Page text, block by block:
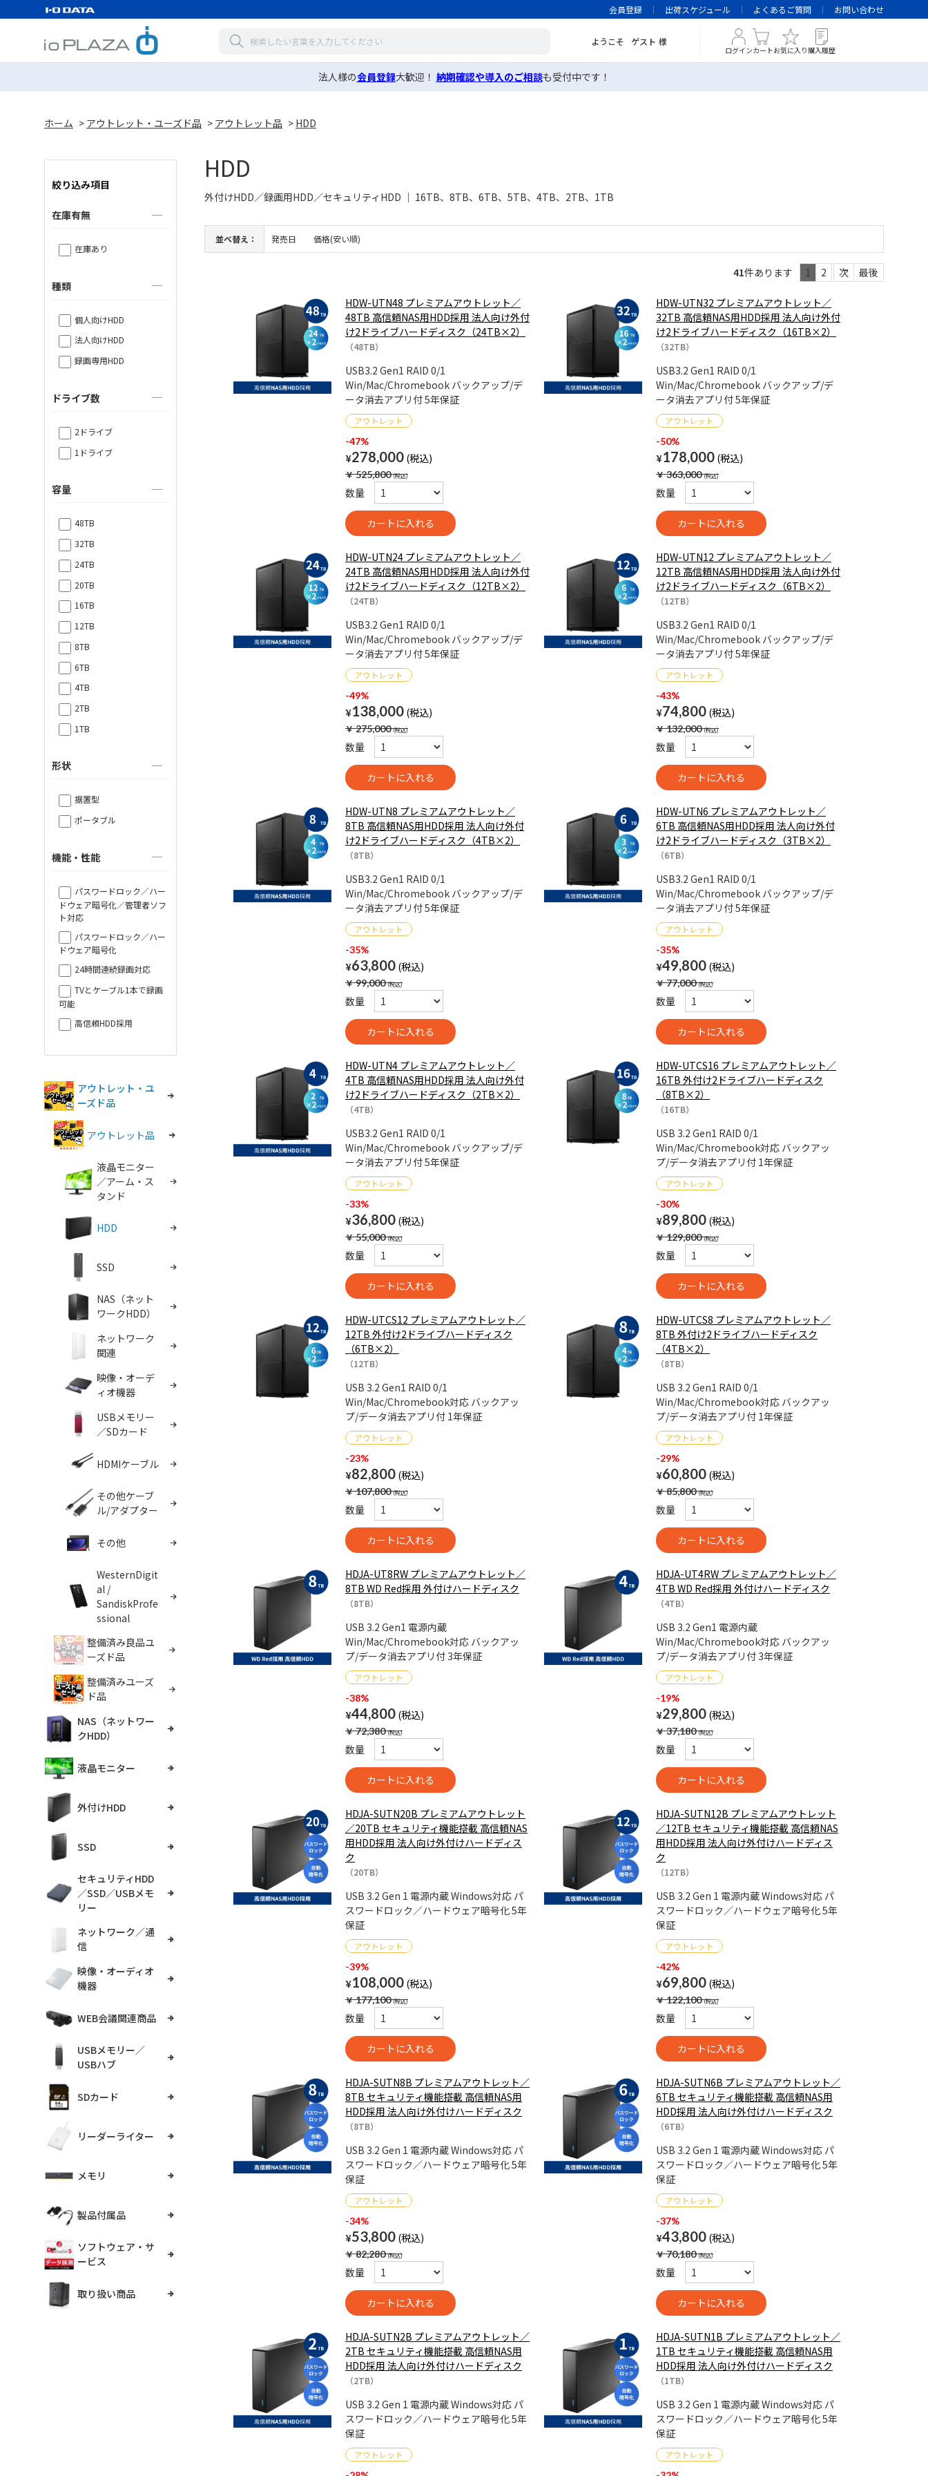
会員登録 出荷スケジュール よくあるご質問 お問い合わせ
ようこそ ゲスト 様
ログインカートお気に入り 購入履歴
法人様の会員登録大歓迎！ 納期確認や導入のご相談も受付中です！
ホーム > アウトレット・ユーズド品 > アウトレット品 > HDD
絞り込み項目
在庫有無
在庫あり
種類
個人向けHDD
法人向けHDD
録画専用HDD
ドライブ数
2ドライブ
1ドライブ
容量
48TB
32TB
24TB
20TB
16TB
12TB
8TB
6TB
4TB
2TB
1TB
形状
据置型
ポータブル
機能・性能
パスワードロック／ハー
ドウェア暗号化／管理者ソフ
ト対応
パスワードロック／ハー
ドウェア暗号化
24時間連続録画対応
TVとケーブル1本で録画
可能
高信頼HDD採用
アウトレット・ユ
ーズド品
アウトレット品
液晶モニター
／アーム・ス
タンド
HDD
SSD
NAS（ネット
ワークHDD）
ネットワーク
関連
映像・オーデ
ィオ機器
USBメモリー
／SDカード
HDMIケーブル
その他ケーブ
ル/アダプター
その他
WesternDigit
al /
SandiskProfe
ssional
整備済み良品ユ
ーズド品
整備済みユーズ
ド品
NAS（ネットワー
クHDD）
液晶モニター
外付けHDD
SSD
セキュリティHDD
／SSD／USBメモ
リー
ネットワーク／通
信
映像・オーディオ
機器
WEB会議関連商品
USBメモリー／
USBハブ
SDカード
リーダーライター
メモリ
製品付属品
ソフトウェア・サ
ービス
取り扱い商品
HDD
外付けHDD／録画用HDD／セキュリティHDD ｜ 16TB、8TB、6TB、5TB、4TB、2TB、1TB
並べ替え： 発売日 価格(安い順)
41件あります 1 2 次 最後
HDW-UTN48 プレミアムアウトレット／
48TB 高信頼NAS用HDD採用 法人向け外付
け2ドライブハードディスク（24TB×2）
（48TB）
USB3.2 Gen1 RAID 0/1
Win/Mac/Chromebook バックアップ/デ
ータ消去アプリ付 5年保証
-47%
¥278,000
￥525,800
数量
HDW-UTN32 プレミアムアウトレット／
32TB 高信頼NAS用HDD採用 法人向け外付
け2ドライブハードディスク（16TB×2）
（32TB）
USB3.2 Gen1 RAID 0/1
Win/Mac/Chromebook バックアップ/デ
ータ消去アプリ付 5年保証
-50%
¥178,000
￥363,000
数量
HDW-UTN24 プレミアムアウトレット／
24TB 高信頼NAS用HDD採用 法人向け外付
け2ドライブハードディスク（12TB×2）
（24TB）
USB3.2 Gen1 RAID 0/1
Win/Mac/Chromebook バックアップ/デ
ータ消去アプリ付 5年保証
-49%
¥138,000
￥275,000
数量
HDW-UTN12 プレミアムアウトレット／
12TB 高信頼NAS用HDD採用 法人向け外付
け2ドライブハードディスク（6TB×2）
（12TB）
USB3.2 Gen1 RAID 0/1
Win/Mac/Chromebook バックアップ/デ
ータ消去アプリ付 5年保証
-43%
¥74,800
￥132,000
数量
HDW-UTN8 プレミアムアウトレット／
8TB 高信頼NAS用HDD採用 法人向け外付
け2ドライブハードディスク（4TB×2）
（8TB）
USB3.2 Gen1 RAID 0/1
Win/Mac/Chromebook バックアップ/デ
ータ消去アプリ付 5年保証
-35%
¥63,800
￥99,000
数量
HDW-UTN6 プレミアムアウトレット／
6TB 高信頼NAS用HDD採用 法人向け外付
け2ドライブハードディスク（3TB×2）
（6TB）
USB3.2 Gen1 RAID 0/1
Win/Mac/Chromebook バックアップ/デ
ータ消去アプリ付 5年保証
-35%
¥49,800
￥77,000
数量
HDW-UTN4 プレミアムアウトレット／
4TB 高信頼NAS用HDD採用 法人向け外付
け2ドライブハードディスク（2TB×2）
（4TB）
USB3.2 Gen1 RAID 0/1
Win/Mac/Chromebook バックアップ/デ
ータ消去アプリ付 5年保証
-33%
¥36,800
￥55,000
数量
HDW-UTCS16 プレミアムアウトレット／
16TB 外付け2ドライブハードディスク
（8TB×2）
（16TB）
USB 3.2 Gen1 RAID 0/1
Win/Mac/Chromebook対応 バックアッ
プ/データ消去アプリ付 1年保証
-30%
¥89,800
￥129,800
数量
HDW-UTCS12 プレミアムアウトレット／
12TB 外付け2ドライブハードディスク
（6TB×2）
（12TB）
USB 3.2 Gen1 RAID 0/1
Win/Mac/Chromebook対応 バックアッ
プ/データ消去アプリ付 1年保証
-23%
¥82,800
￥107,800
数量
HDW-UTCS8 プレミアムアウトレット／
8TB 外付け2ドライブハードディスク
（4TB×2）
（8TB）
USB 3.2 Gen1 RAID 0/1
Win/Mac/Chromebook対応 バックアッ
プ/データ消去アプリ付 1年保証
-29%
¥60,800
￥85,800
数量
HDJA-UT8RW プレミアムアウトレット／
8TB WD Red採用 外付けハードディスク
（8TB）
USB 3.2 Gen1 電源内蔵
Win/Mac/Chromebook対応 バックアッ
プ/データ消去アプリ付 3年保証
-38%
¥44,800
￥72,380
数量
HDJA-UT4RW プレミアムアウトレット／
4TB WD Red採用 外付けハードディスク
（4TB）
USB 3.2 Gen1 電源内蔵
Win/Mac/Chromebook対応 バックアッ
プ/データ消去アプリ付 3年保証
-19%
¥29,800
￥37,180
数量
HDJA-SUTN20B プレミアムアウトレット
／20TB セキュリティ機能搭載 高信頼NAS
用HDD採用 法人向け外付けハードディス
ク
（20TB）
USB 3.2 Gen 1 電源内蔵 Windows対応 パ
スワードロック／ハードウェア暗号化 5年
保証
-39%
¥108,000
￥177,100
数量
HDJA-SUTN12B プレミアムアウトレット
／12TB セキュリティ機能搭載 高信頼NAS
用HDD採用 法人向け外付けハードディス
ク
（12TB）
USB 3.2 Gen 1 電源内蔵 Windows対応 パ
スワードロック／ハードウェア暗号化 5年
保証
-42%
¥69,800
￥122,100
数量
HDJA-SUTN8B プレミアムアウトレット／
8TB セキュリティ機能搭載 高信頼NAS用
HDD採用 法人向け外付けハードディスク
（8TB）
USB 3.2 Gen 1 電源内蔵 Windows対応 パ
スワードロック／ハードウェア暗号化 5年
保証
-34%
¥53,800
￥82,280
数量
HDJA-SUTN6B プレミアムアウトレット／
6TB セキュリティ機能搭載 高信頼NAS用
HDD採用 法人向け外付けハードディスク
（6TB）
USB 3.2 Gen 1 電源内蔵 Windows対応 パ
スワードロック／ハードウェア暗号化 5年
保証
-37%
¥43,800
￥70,180
数量
HDJA-SUTN2B プレミアムアウトレット／
2TB セキュリティ機能搭載 高信頼NAS用
HDD採用 法人向け外付けハードディスク
（2TB）
USB 3.2 Gen 1 電源内蔵 Windows対応 パ
スワードロック／ハードウェア暗号化 5年
保証
HDJA-SUTN1B プレミアムアウトレット／
1TB セキュリティ機能搭載 高信頼NAS用
HDD採用 法人向け外付けハードディスク
（1TB）
USB 3.2 Gen 1 電源内蔵 Windows対応 パ
スワードロック／ハードウェア暗号化 5年
保証